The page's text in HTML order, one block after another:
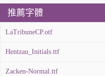
推薦字體
LaTribuneCP.otf
Hentzau_Initials.ttf
Zacken-Normal.ttf